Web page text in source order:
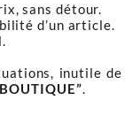
sans détour.
d’un article.
inutile
.